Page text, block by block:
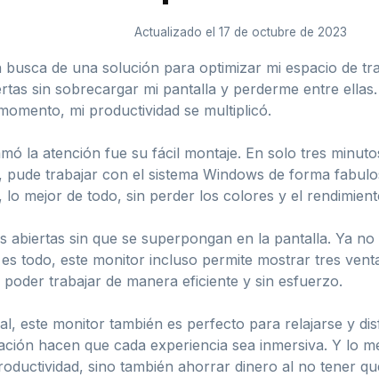
Actualizado el 17 de octubre de 2023
de una solución para optimizar mi espacio de
sin sobrecargar mi pantalla y perderme entre
mi productividad se multiplicó.
la atención fue su fácil montaje. En solo tres
trabajar con el sistema Windows de forma
mejor de todo, sin perder los colores y el
abiertas sin que se superpongan en la pantalla. Ya
todo, este monitor incluso permite mostrar tres
trabajar de manera eficiente y sin esfuerzo.
este monitor también es perfecto para relajarse y
hacen que cada experiencia sea inmersiva. Y lo
sino también ahorrar dinero al no tener